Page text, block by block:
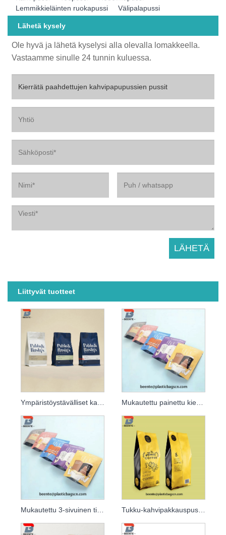
Lemmikkieläinten ruokapussi
Välipalapussi
Lähetä kysely
Ole hyvä ja lähetä kyselysi alla olevalla lomakkeella.
Vastaamme sinulle 24 tunnin kuluessa.
Liittyvät tuotteet
Mukautettu 3-sivuinen tiiviste mattamuovi-alumiinifoliokahvipussi